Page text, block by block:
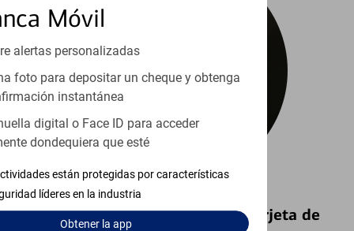
Móvil
alertas personalizadas
foto para depositar un cheque y obtenga
instantánea
digital o Face ID para acceder
dondequiera que esté
están protegidas por características
líderes en la industria
Obtenerla app
Bloquear y Desbloquear una Tarjeta de